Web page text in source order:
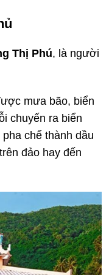
Thị Phú, là người
mưa bão, biển
chuyến ra biển
chế thành dầu
đảo hay đến